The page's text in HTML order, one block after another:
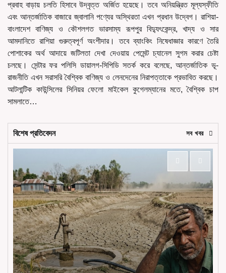
প্রবাহ বাড়ায় চলতি হিসাবে উদ্বৃত্ত অর্জিত হয়েছে। তবে অনিয়ন্ত্রিত মূল্যস্ফীতি
এবং আন্তর্জাতিক বাজারে জ্বালানি পণ্যের অস্থিরতা এখন প্রধান উদ্বেগ। রাশিয়া-
বাংলাদেশ বাণিজ্য ও কৌশলগত ভারসাম্য রূপপুর বিদ্যুৎকেন্দ্র, খাদ্য ও সার
আমদানিতে রাশিয়া গুরুত্বপূর্ণ অংশীদার। তবে ব্যাংকিং নিষেধাজ্ঞার কারণে তৈরি
পোশাকের অর্থ আদায়ে জটিলতা দেখা দেওয়ায় পেমেন্ট চ্যানেল সুগম করার চেষ্টা
চলছে। সেন্টার ফর পলিসি ডায়ালগ-সিপিডি সতর্ক করে বলেছে, আন্তর্জাতিক ভূ-
রাজনীতি এখন সরাসরি বৈশ্বিক বাণিজ্য ও লেনদেনের নিরাপত্তাকে প্রভাবিত করছে।
আটলান্টিক কাউন্সিলের সিনিয়র ফেলো মাইকেল কুগেলম্যানের মতে, বৈশ্বিক চাপ
সামলাতে…
বিশেষ প্রতিবেদন সব খবর